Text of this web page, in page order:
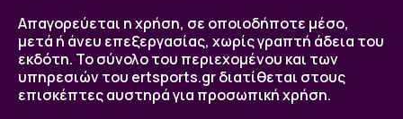
Απαγορεύεται η χρήση, σε οποιοδήποτε μέσο,
μετά ή άνευ επεξεργασίας, χωρίς γραπτή άδεια του
εκδότη. Το σύνολο του περιεχομένου και των
υπηρεσιών του ertsports.gr διατίθεται στους
επισκέπτες αυστηρά για προσωπική χρήση.